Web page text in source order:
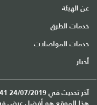
عن الهيئة
خدمات الطرق
خدمات المواصلات
أخبار
آخر تحديث في 24/07/2019 02:17:41 م
مكتب مطار الشارقة الدولي